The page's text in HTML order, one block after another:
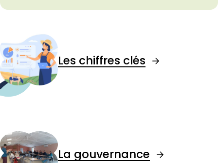
Les chiffres clés
La gouvernance